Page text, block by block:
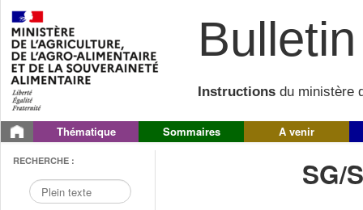
Instructions du ministère
Thématique Sommaires A venir
RECHERCHE : SG/